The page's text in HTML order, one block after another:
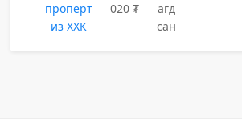
проперт
из ХХК
020 ₮
агд
сан